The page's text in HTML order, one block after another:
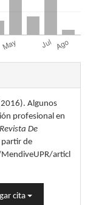
Algunos
profesional en
De
partir de
articl
cita